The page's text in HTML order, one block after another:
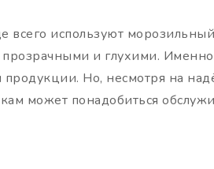
используют
и глухими.
Но, несмотря на
может понадобиться